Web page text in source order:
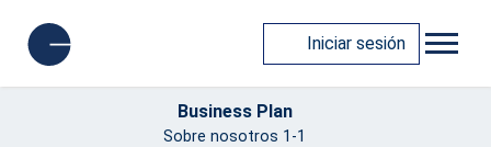
Iniciar sesión
Business Plan
Sobre nosotros 1-1